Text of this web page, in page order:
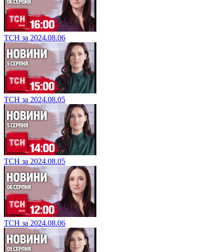
ТСН за 2024.08.06
ТСН за 2024.08.05
ТСН за 2024.08.05
ТСН за 2024.08.06